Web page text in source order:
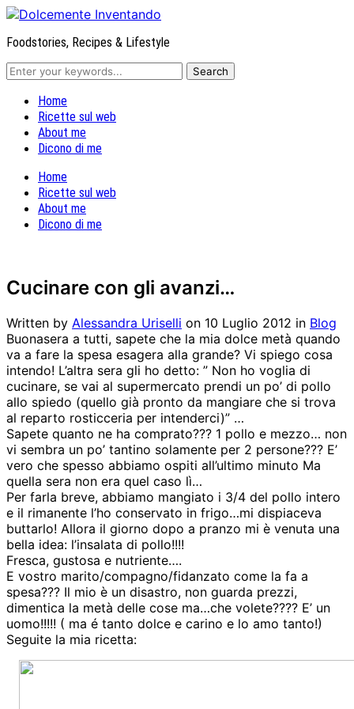
Foodstories, Recipes & Lifestyle
Home
Ricette sul web
About me
Dicono di me
Home
Ricette sul web
About me
Dicono di me
Cucinare con gli avanzi…
Written by Alessandra Uriselli on 10 Luglio 2012 in Blog
Buonasera a tutti, sapete che la mia dolce metà quando
va a fare la spesa esagera alla grande? Vi spiego cosa
intendo! L’altra sera gli ho detto: ” Non ho voglia di
cucinare, se vai al supermercato prendi un po’ di pollo
allo spiedo (quello già pronto da mangiare che si trova
al reparto rosticceria per intenderci)” …
Sapete quanto ne ha comprato??? 1 pollo e mezzo… non
vi sembra un po’ tantino solamente per 2 persone??? E’
vero che spesso abbiamo ospiti all’ultimo minuto Ma
quella sera non era quel caso lì…
Per farla breve, abbiamo mangiato i 3/4 del pollo intero
e il rimanente l’ho conservato in frigo…mi dispiaceva
buttarlo! Allora il giorno dopo a pranzo mi è venuta una
bella idea: l’insalata di pollo!!!!
Fresca, gustosa e nutriente….
E vostro marito/compagno/fidanzato come la fa a
spesa??? Il mio è un disastro, non guarda prezzi,
dimentica la metà delle cose ma…che volete???? E’ un
uomo!!!!! ( ma é tanto dolce e carino e lo amo tanto!)
Seguite la mia ricetta: